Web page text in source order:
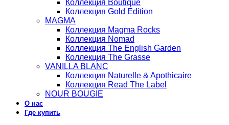
Коллекция Boutique
Коллекция Gold Edition
MAGMA
Коллекция Magma Rocks
Коллекция Nomad
Коллекция The English Garden
Коллекция The Grasse
VANILLA BLANC
Коллекция Naturelle & Apothicaire
Коллекция Read The Label
NOUR BOUGIE
О нас
Где купить